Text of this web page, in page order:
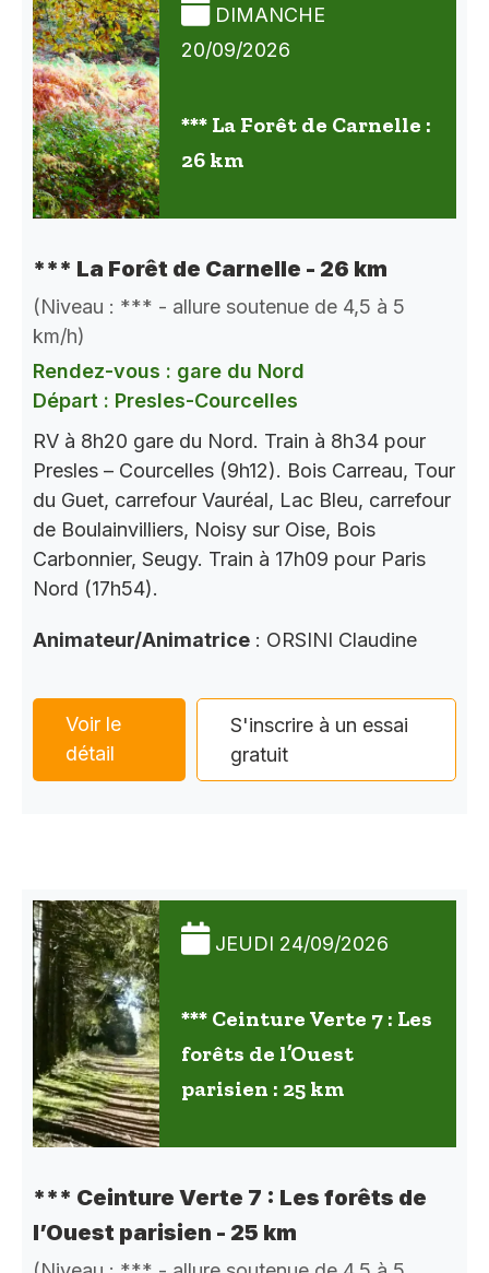
DIMANCHE
20/09/2026
*** La Forêt de Carnelle :
26 km
*** La Forêt de Carnelle - 26 km
(Niveau : *** - allure soutenue de 4,5 à 5
km/h)
Rendez-vous : gare du Nord
Départ : Presles-Courcelles
RV à 8h20 gare du Nord. Train à 8h34 pour
Presles – Courcelles (9h12). Bois Carreau, Tour
du Guet, carrefour Vauréal, Lac Bleu, carrefour
de Boulainvilliers, Noisy sur Oise, Bois
Carbonnier, Seugy. Train à 17h09 pour Paris
Nord (17h54).
Animateur/Animatrice : ORSINI Claudine
Voir le
détail
S'inscrire à un essai
gratuit
JEUDI 24/09/2026
*** Ceinture Verte 7 : Les
forêts de l’Ouest
parisien : 25 km
*** Ceinture Verte 7 : Les forêts de
l’Ouest parisien - 25 km